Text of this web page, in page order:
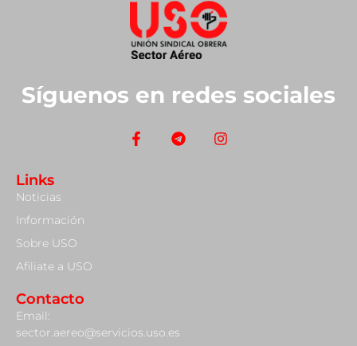
Síguenos en redes sociales
Links
Noticias
Información
Sobre USO
Afiliate a USO
Contacto
Email:
sector.aereo@servicios.uso.es